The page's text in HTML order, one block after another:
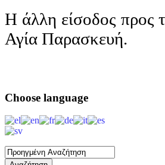
Η άλλη είσοδος προς
Αγία Παρασκευή.
Choose language